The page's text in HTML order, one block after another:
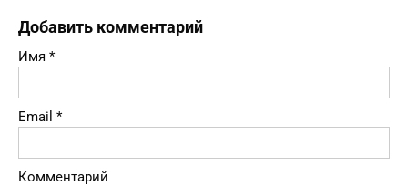
Добавить комментарий
Имя *
Email *
Комментарий